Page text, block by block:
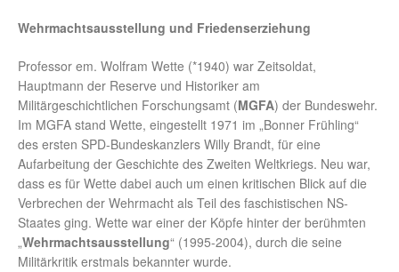
Wehrmachtsausstellung und Friedenserziehung
Professor em. Wolfram Wette (*1940) war Zeitsoldat,
Hauptmann der Reserve und Historiker am
Militärgeschichtlichen Forschungsamt (MGFA) der Bundeswehr.
Im MGFA stand Wette, eingestellt 1971 im „Bonner Frühling“
des ersten SPD-Bundeskanzlers Willy Brandt, für eine
Aufarbeitung der Geschichte des Zweiten Weltkriegs. Neu war,
dass es für Wette dabei auch um einen kritischen Blick auf die
Verbrechen der Wehrmacht als Teil des faschistischen NS-
Staates ging. Wette war einer der Köpfe hinter der berühmten
„Wehrmachtsausstellung“ (1995-2004), durch die seine
Militärkritik erstmals bekannter wurde.